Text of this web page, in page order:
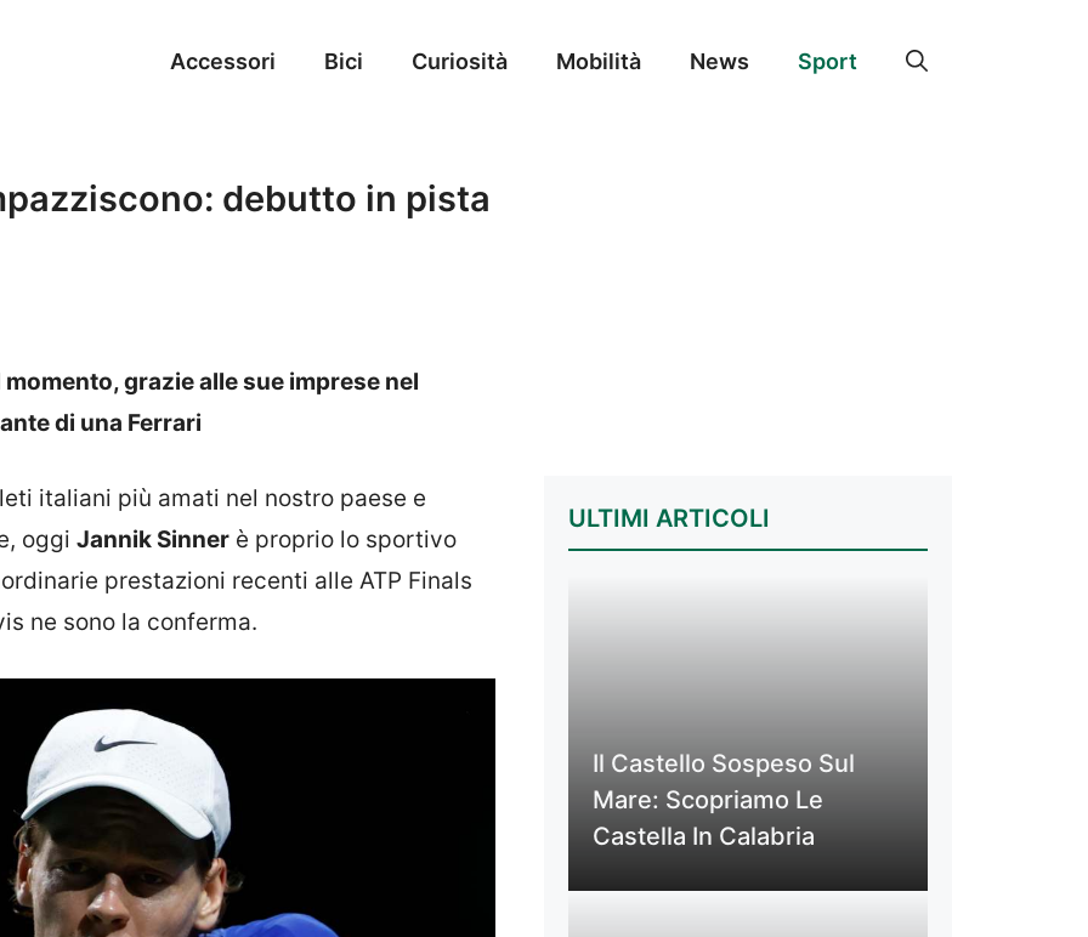
Accessori Bici Curiosità Mobilità News Sport
debutto in pista
grazie alle sue imprese nel
di una Ferrari
italiani più amati nel nostro paese e
oggi Jannik Sinner è proprio lo sportivo
prestazioni recenti alle ATP Finals
ne sono la conferma.
ULTIMI ARTICOLI
Il Castello Sospeso Sul
Mare: Scopriamo Le
Castella In Calabria